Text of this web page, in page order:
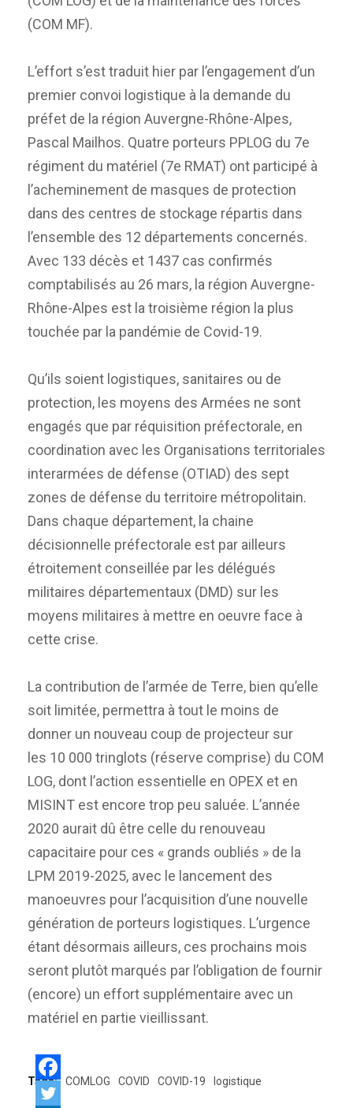
(COM MF).
L’effort s’est traduit hier par l’engagement d’un
premier convoi logistique à la demande du
préfet de la région Auvergne-Rhône-Alpes,
Pascal Mailhos. Quatre porteurs PPLOG du 7e
régiment du matériel (7e RMAT) ont participé à
l’acheminement de masques de protection
dans des centres de stockage répartis dans
l’ensemble des 12 départements concernés.
Avec 133 décès et 1437 cas confirmés
comptabilisés au 26 mars, la région Auvergne-
Rhône-Alpes est la troisième région la plus
touchée par la pandémie de Covid-19.
Qu’ils soient logistiques, sanitaires ou de
protection, les moyens des Armées ne sont
engagés que par réquisition préfectorale, en
coordination avec les Organisations territoriales
interarmées de défense (OTIAD) des sept
zones de défense du territoire métropolitain.
Dans chaque département, la chaine
décisionnelle préfectorale est par ailleurs
étroitement conseillée par les délégués
militaires départementaux (DMD) sur les
moyens militaires à mettre en oeuvre face à
cette crise.
La contribution de l’armée de Terre, bien qu’elle
soit limitée, permettra à tout le moins de
donner un nouveau coup de projecteur sur
les 10 000 tringlots (réserve comprise) du COM
LOG, dont l’action essentielle en OPEX et en
MISINT est encore trop peu saluée. L’année
2020 aurait dû être celle du renouveau
capacitaire pour ces « grands oubliés » de la
LPM 2019-2025, avec le lancement des
manoeuvres pour l’acquisition d’une nouvelle
génération de porteurs logistiques. L’urgence
étant désormais ailleurs, ces prochains mois
seront plutôt marqués par l’obligation de fournir
(encore) un effort supplémentaire avec un
matériel en partie vieillissant.
Tags: COMLOG COVID COVID-19 logistique